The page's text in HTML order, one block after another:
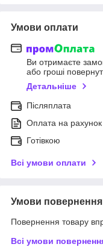
Умови оплати
Ви отримаєте
або гроші
Детальніше
Післяплата
Оплата на рахунок
Готівкою
Всі умови оплати
Умови повернення
Повернення товару
Всі умови